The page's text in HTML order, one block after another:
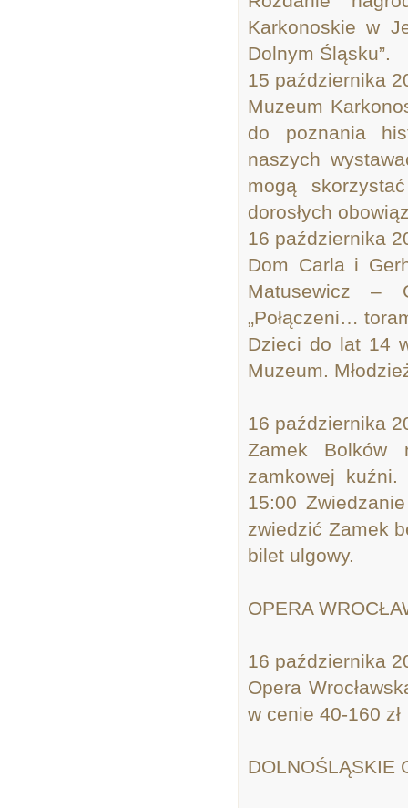
Karkonoskie w
Dolnym Śląsku”.
15 października
Muzeum
do poznania
naszych
mogą
dorosłych
16 października
Dom Carla i
Matusewicz –
„Połączeni…
Dzieci do lat 14
Muzeum.
16 października
Zamek Bolków
zamkowej
15:00
zwiedzić Zamek
bilet ulgowy.
OPERA
16 października
Opera
w cenie 40-160 zł
DOLNOŚLĄSKIE